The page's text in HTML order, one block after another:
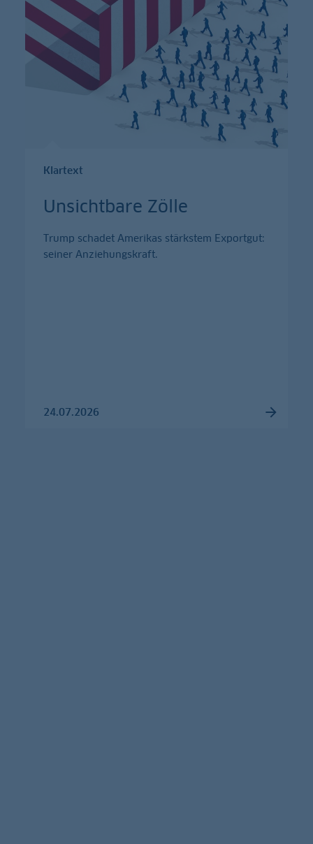
Klartext
Unsichtbare Zölle
Trump schadet Amerikas stärkstem Exportgut:
seiner Anziehungskraft.
24.07.2026